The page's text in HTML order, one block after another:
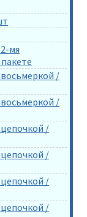
мя
/
/
/
/
/
/